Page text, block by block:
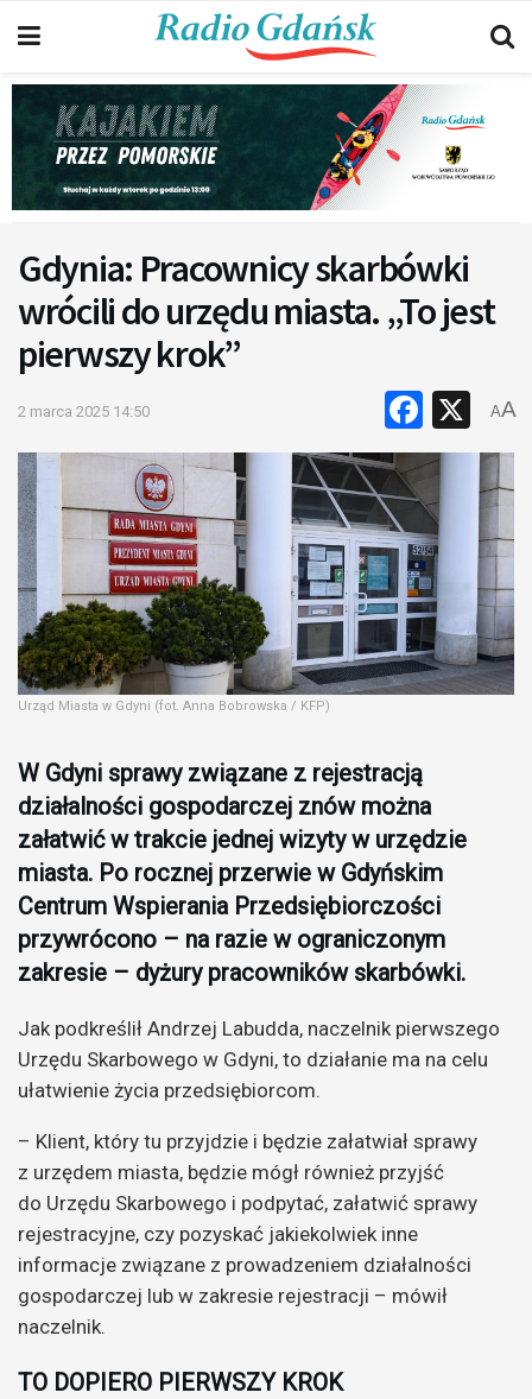
Gdynia: Pracownicy skarbówki
wrócili do urzędu miasta. „To jest
pierwszy krok”
2 marca 2025 14:50 X
AA
Urząd Miasta w Gdyni (fot. Anna Bobrowska / KFP)
W Gdyni sprawy związane z rejestracją
działalności gospodarczej znów można
załatwić w trakcie jednej wizyty w urzędzie
miasta. Po rocznej przerwie w Gdyńskim
Centrum Wspierania Przedsiębiorczości
przywrócono – na razie w ograniczonym
zakresie – dyżury pracowników skarbówki.
Jak podkreślił Andrzej Labudda, naczelnik pierwszego
Urzędu Skarbowego w Gdyni, to działanie ma na celu
ułatwienie życia przedsiębiorcom.
– Klient, który tu przyjdzie i będzie załatwiał sprawy
z urzędem miasta, będzie mógł również przyjść
do Urzędu Skarbowego i podpytać, załatwić sprawy
rejestracyjne, czy pozyskać jakiekolwiek inne
informacje związane z prowadzeniem działalności
gospodarczej lub w zakresie rejestracji – mówił
naczelnik.
TO DOPIERO PIERWSZY KROK